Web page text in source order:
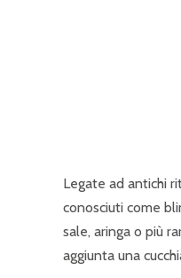
Legate ad antichi
conosciuti come
sale, aringa o più
aggiunta una